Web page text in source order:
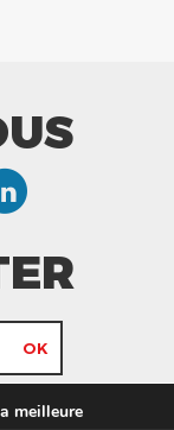
et les
meilleure